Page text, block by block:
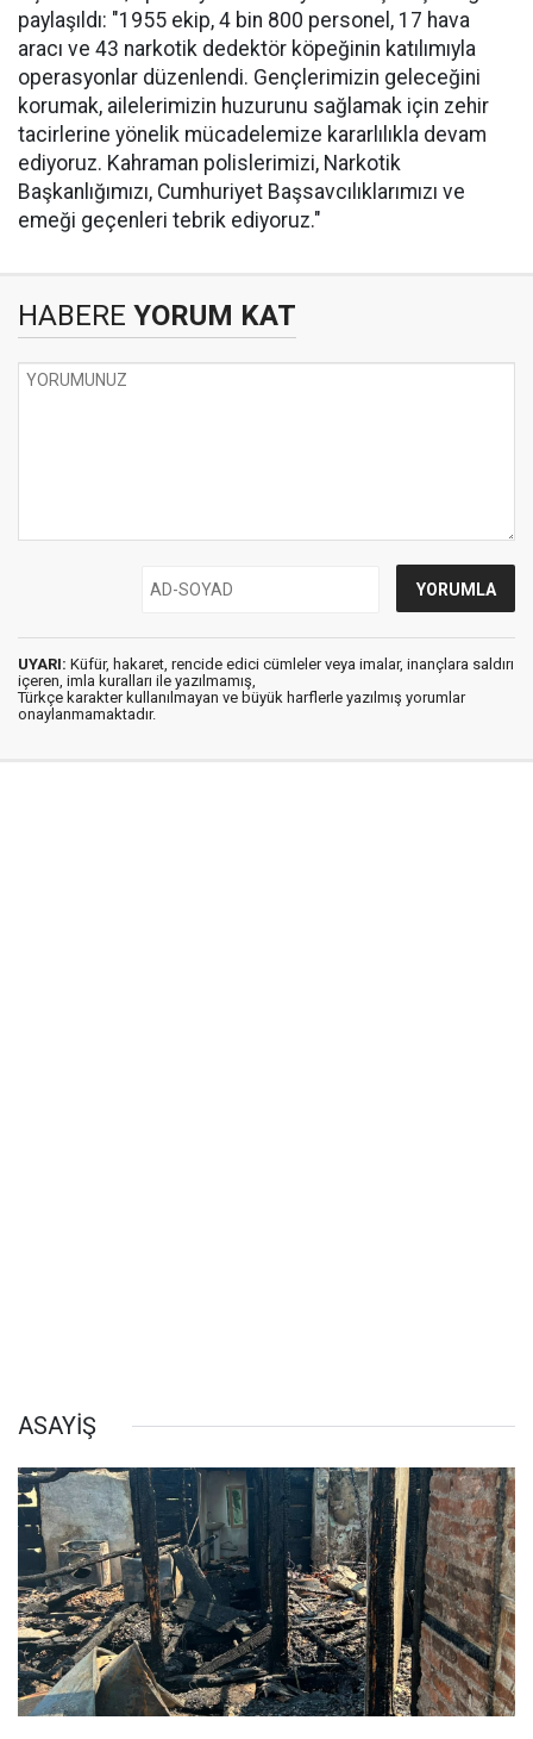
paylaşıldı: "1955 ekip, 4 bin 800 personel, 17 hava
aracı ve 43 narkotik dedektör köpeğinin katılımıyla
operasyonlar düzenlendi. Gençlerimizin geleceğini
korumak, ailelerimizin huzurunu sağlamak için zehir
tacirlerine yönelik mücadelemize kararlılıkla devam
ediyoruz. Kahraman polislerimizi, Narkotik
Başkanlığımızı, Cumhuriyet Başsavcılıklarımızı ve
emeği geçenleri tebrik ediyoruz."
HABERE YORUM KAT
UYARI: Küfür, hakaret, rencide edici cümleler veya imalar, inançlara saldırı
içeren, imla kuralları ile yazılmamış,
Türkçe karakter kullanılmayan ve büyük harflerle yazılmış yorumlar
onaylanmamaktadır.
ASAYİŞ